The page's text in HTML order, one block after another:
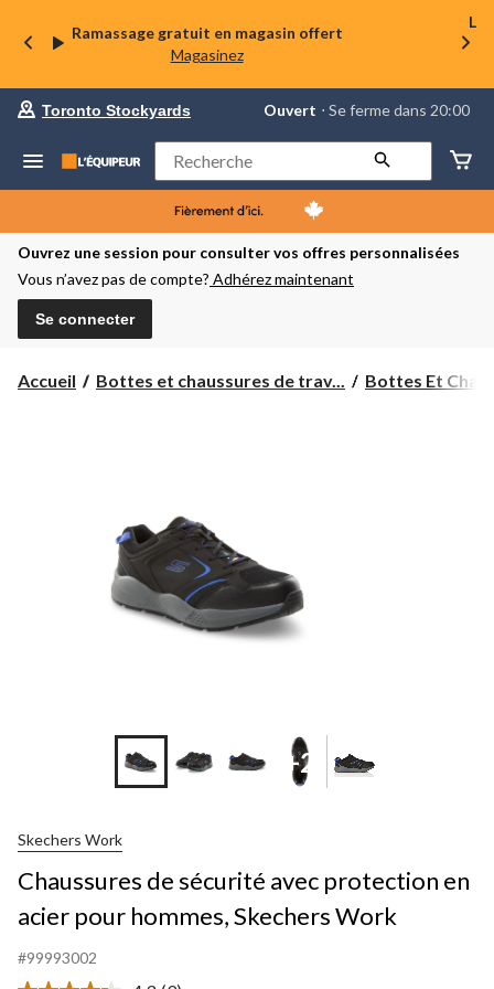
Ramassage gratuit en magasin offert
Magasinez
La
votre
préféré
Toronto
Stockyards,
courament
Ouvert,
Se
dans
changer
Toronto Stockyards Ouvert ⋅ Se ferme dans 20:00
Rechercher
Ouvrez une session pour consulter vos offres personnalisées
Vous n’avez pas de compte? Adhérez maintenant
Se connecter
Accueil Bottes et chaussures de trav... Bottes Et
+2
Skechers Work
Chaussures de sécurité avec protection en
acier pour hommes, Skechers Work
#99993002